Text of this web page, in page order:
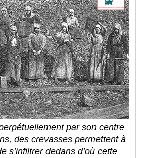
par son centre
des crevasses permettent à
s’infiltrer dedans d’où cette